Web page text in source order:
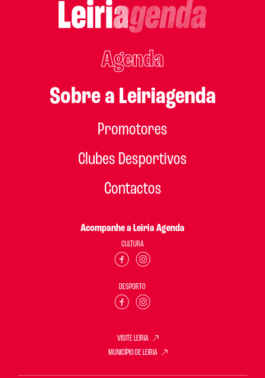
Agenda
Sobre a Leiriagenda
Promotores
Clubes Desportivos
Contactos
Acompanhe a Leiria Agenda
CULTURA
DESPORTO
VISITE LEIRIA
MUNICÍPIO DE LEIRIA